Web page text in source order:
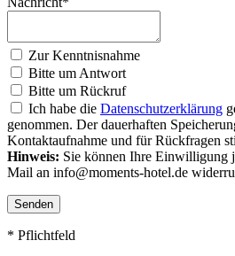
Zur Kenntnisnahme
Bitte um Antwort
Bitte um Rückruf
Ich habe die Datenschutzerklärung
genommen. Der dauerhaften
Kontaktaufnahme und für Rückfragen
Hinweis: Sie können Ihre Einwilligung
Mail an info@moments-hotel.de
Senden
* Pflichtfeld